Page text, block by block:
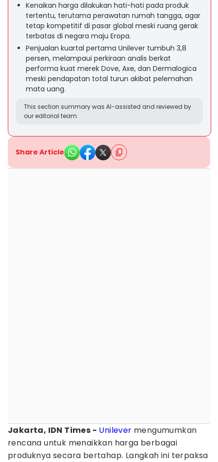
Kenaikan harga dilakukan hati-hati pada produk
tertentu, terutama perawatan rumah tangga, agar
tetap kompetitif di pasar global meski ruang gerak
terbatas di negara maju Eropa.
Penjualan kuartal pertama Unilever tumbuh 3,8
persen, melampaui perkiraan analis berkat
performa kuat merek Dove, Axe, dan Dermalogica
meski pendapatan total turun akibat pelemahan
mata uang.
This section summary was AI-assisted and reviewed by
our editorial team.
Share Article
Jakarta, IDN Times - Unilever mengumumkan
rencana untuk menaikkan harga berbagai
produknya secara bertahap. Langkah ini terpaksa